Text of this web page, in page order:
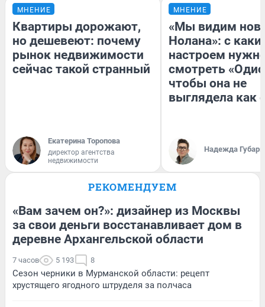
МНЕНИЕ
Квартиры дорожают,
но дешевеют: почему
рынок недвижимости
сейчас такой странный
Екатерина Торопова
директор агентства
недвижимости
МНЕНИЕ
«Мы видим
Нолана»: с
настроем
смотреть
чтобы она не
выглядела как
Надежда Губарь
РЕКОМЕНДУЕМ
«Вам зачем он?»: дизайнер из Москвы
за свои деньги восстанавливает дом в
деревне Архангельской области
7 часов 5 193 8
Сезон черники в Мурманской области: рецепт
хрустящего ягодного штруделя за полчаса